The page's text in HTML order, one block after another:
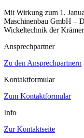
Mit Wirkung zum 1.
Maschinenbau GmbH –
Wickeltechnik der
Ansprechpartner
Zu den Ansprechpartnern
Kontaktformular
Zum Kontaktformular
Info
Zur Kontaktseite